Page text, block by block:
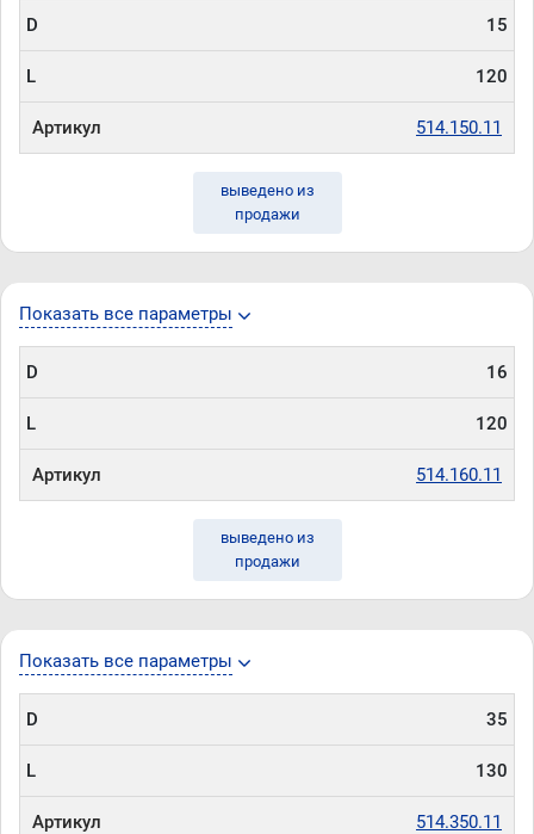
D 15
L 120
Артикул 514.150.11
выведено из
продажи
Показать все параметры
D 16
L 120
Артикул 514.160.11
выведено из
продажи
Показать все параметры
D 35
L 130
Артикул 514.350.11